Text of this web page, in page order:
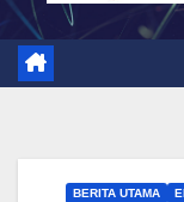
BERITA UTAMA